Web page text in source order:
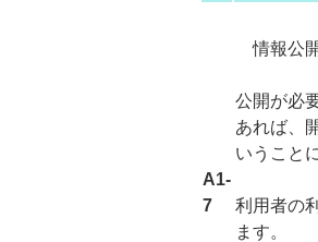
A1-
7
情報公
公開が必
あれば、
いうこと
利用者の
ます。